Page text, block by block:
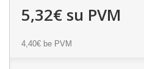
5,32€ su PVM
4,40€ be PVM